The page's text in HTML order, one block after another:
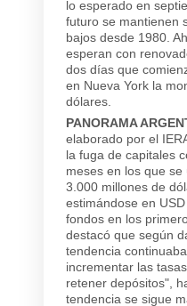
lo esperado en
futuro se mantienen
bajos desde 1980.
esperan con
dos días que
en Nueva York la
dólares.
PANORAMA
elaborado por el
la fuga de capitales
meses en los que se
3.000 millones de
estimándose en
fondos en los
destacó que según
tendencia
incrementar las
retener depósitos",
tendencia se sigue